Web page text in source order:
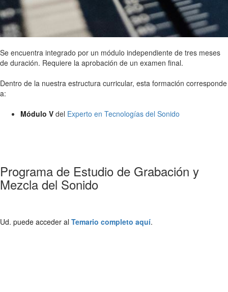
Se encuentra integrado por un módulo independiente de tres meses
de duración. Requiere la aprobación de un examen final.
Dentro de la nuestra estructura curricular, esta formación corresponde
a:
Módulo V del Experto en Tecnologías del Sonido
Programa de Estudio de Grabación y
Mezcla del Sonido
Ud. puede acceder al Temario completo aquí.